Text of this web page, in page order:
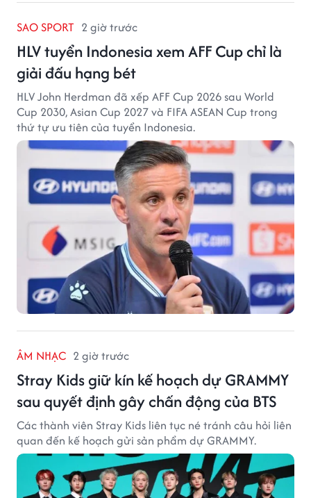
SAO SPORT 2 giờ trước
HLV tuyển Indonesia xem AFF Cup chỉ là
giải đấu hạng bét
HLV John Herdman đã xếp AFF Cup 2026 sau World
Cup 2030, Asian Cup 2027 và FIFA ASEAN Cup trong
thứ tự ưu tiên của tuyển Indonesia.
ÂM NHẠC 2 giờ trước
Stray Kids giữ kín kế hoạch dự GRAMMY
sau quyết định gây chấn động của BTS
Các thành viên Stray Kids liên tục né tránh câu hỏi liên
quan đến kế hoạch gửi sản phẩm dự GRAMMY.